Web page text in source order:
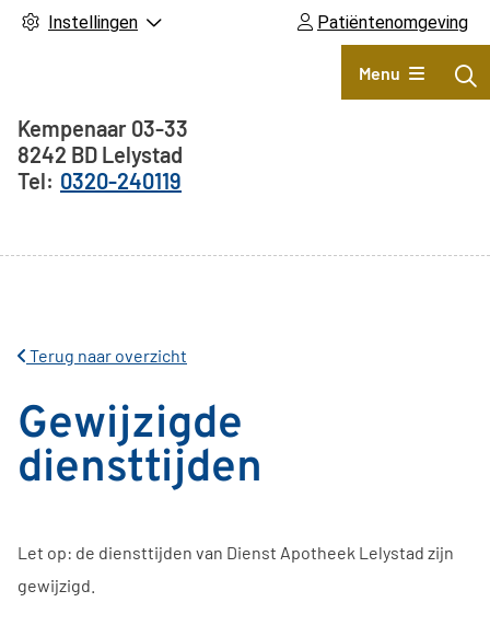
Instellingen Patiëntenomgeving
Hoofdmenu
Menu
Adresgegevens
Kempenaar 03-33
8242 BD Lelystad
0320-240119
Terug naar overzicht
Gewijzigde
diensttijden
Let op: de diensttijden van Dienst Apotheek Lelystad zijn
gewijzigd.